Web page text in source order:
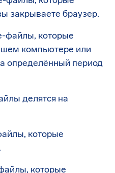
закрываете браузер.
файлы, которые
компьютере или
определённый период
делятся на
которые
которые